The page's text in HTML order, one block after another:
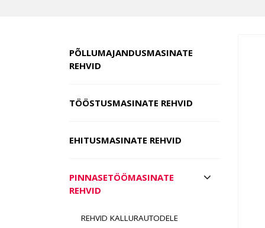
PÕLLUMAJANDUSMASINATE
REHVID
TÖÖSTUSMASINATE REHVID
EHITUSMASINATE REHVID
PINNASETÖÖMASINATE
REHVID
REHVID KALLURAUTODELE